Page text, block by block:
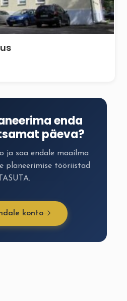
enda
päeva?
ja saa endale maailma
planeerimise tööriistad
TASUTA.
konto